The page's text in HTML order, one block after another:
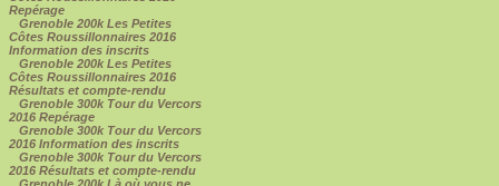
Repérage
Grenoble 200k Les Petites
Côtes Roussillonnaires 2016
Information des inscrits
Grenoble 200k Les Petites
Côtes Roussillonnaires 2016
Résultats et compte-rendu
Grenoble 300k Tour du Vercors
2016 Repérage
Grenoble 300k Tour du Vercors
2016 Information des inscrits
Grenoble 300k Tour du Vercors
2016 Résultats et compte-rendu